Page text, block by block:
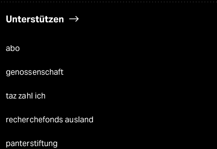
Unterstützen
abo
genossenschaft
taz zahl ich
recherchefonds ausland
panterstiftung